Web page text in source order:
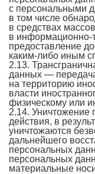
с персональными
в том числе
в средствах
в информационно-
предоставление
каким-либо иным
2.13.
данных —
на территорию
власти
физическому или
2.14.
действия, в
уничтожаются
дальнейшего
персональных
персональных
материальные